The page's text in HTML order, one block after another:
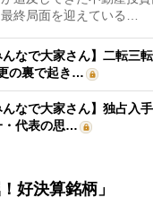
終局面を迎えている…
んなで大家さん】二転三
の裏で起き…
んなで大家さん】独占入
・代表の思…
好決算銘柄」